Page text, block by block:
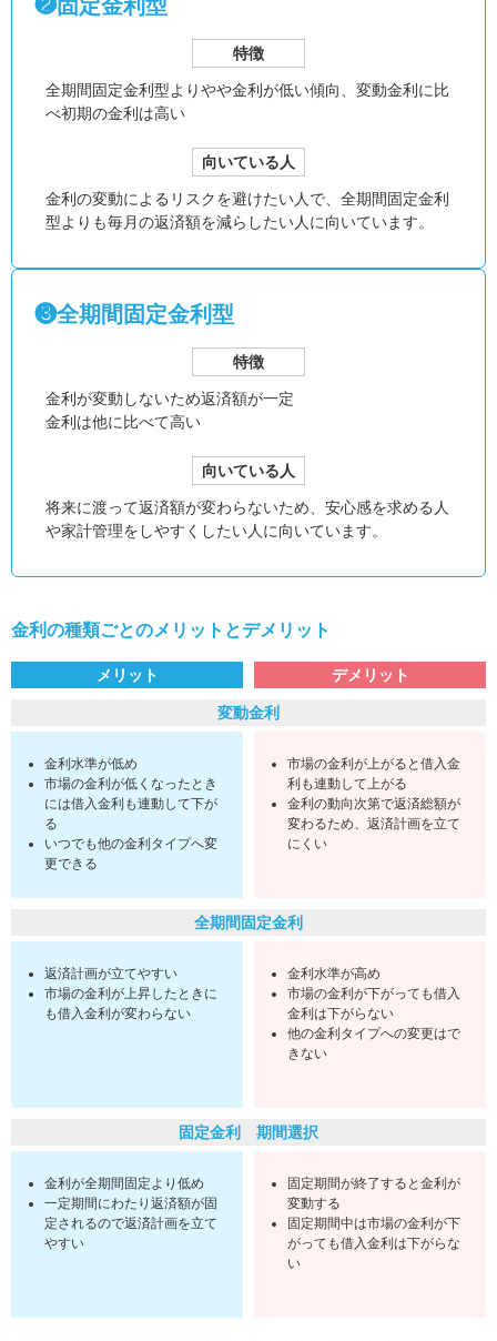
❷固定金利型
特徴
全期間固定金利型よりやや金利が低い傾向、 変動金利に比
べ初期の金利は高い
向いている人
金利の変動によるリスクを避けたい人で、全期間固定金利
型よりも毎月の返済額を減らしたい人に向いています。
❸全期間固定金利型
特徴
金利が変動しないため返済額が一定
金利は他に比べて高い
向いている人
将来に渡って返済額が変わらないため、安心感を求める人
や家計管理をしやすくしたい人に向いています。
金利の種類ごとのメリットとデメリット
メリット デメリット
変動金利
金利水準が低め
市場の金利が低くなったとき
には借入金利も連動して下が
る
いつでも他の金利タイプへ変
更できる
市場の金利が上がると借入金
利も連動して上がる
金利の動向次第で返済総額が
変わるため、返済計画を立て
にくい
全期間固定金利
返済計画が立てやすい
市場の金利が上昇したときに
も借入金利が変わらない
金利水準が高め
市場の金利が下がっても借入
金利は下がらない
他の金利タイプへの変更はで
きない
固定金利 期間選択
金利が全期間固定より低め
一定期間にわたり返済額が固
定されるので返済計画を立て
やすい
固定期間が終了すると金利が
変動する
固定期間中は市場の金利が下
がっても借入金利は下がらな
い